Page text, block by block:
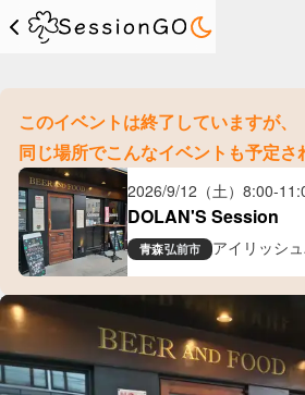
このイベントは終了していますが、
同じ場所でこんなイベントも予定さ
2026/9/12（土） 8:00-
DOLAN'S Session
青森弘前市 アイリッシ